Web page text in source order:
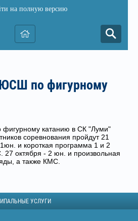
на полную версию
по фигурному
катанию в СК "Луми"
соревнования пройдут 21
и короткая программа 1 и 2
27 октября - 2 юн. и произвольная
а также КМС.
УСЛУГИ